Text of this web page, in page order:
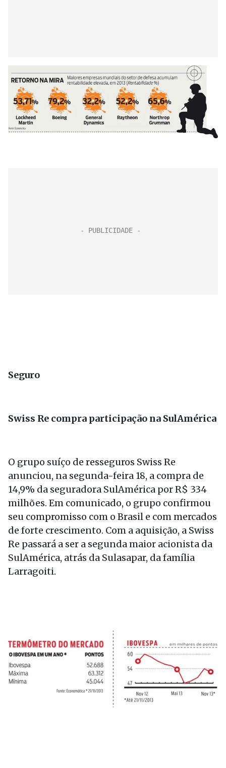
Seguro
Swiss Re compra participação na SulAmérica
O grupo suíço de resseguros Swiss Re
anunciou, na segunda-feira 18, a compra de
14,9% da seguradora SulAmérica por R$ 334
milhões. Em comunicado, o grupo confirmou
seu compromisso com o Brasil e com mercados
de forte crescimento. Com a aquisição, a Swiss
Re passará a ser a segunda maior acionista da
SulAmérica, atrás da Sulasapar, da família
Larragoiti.